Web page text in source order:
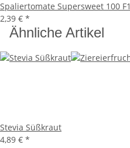
Spaliertomate Supersweet 100 F1
2,39 € *
Ähnliche Artikel
Stevia Süßkraut
4,89 € *